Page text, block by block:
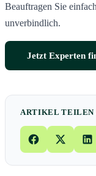
Beauftragen Sie
unverbindlich.
Jetzt Experten
ARTIKEL TEILEN